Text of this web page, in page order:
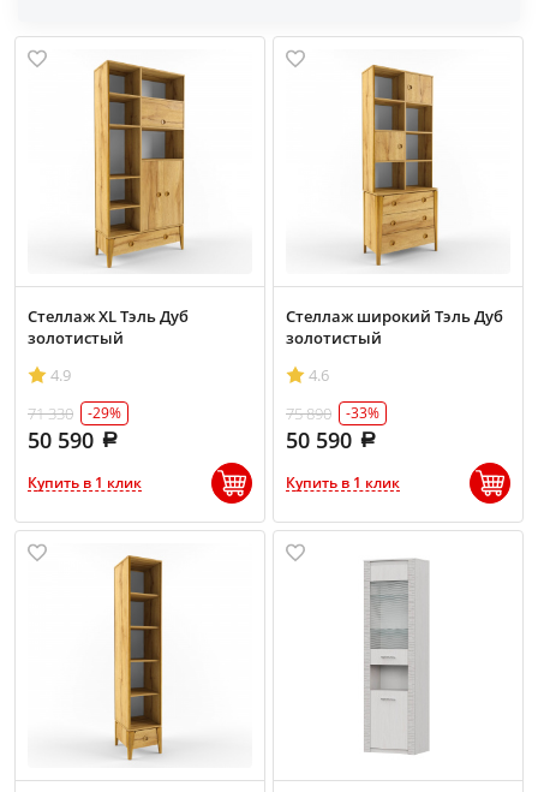
Стеллаж XL Тэль Дуб
золотистый
4.9
71 330
-29%
50 590
Купить в 1 клик
Стеллаж широкий Тэль Дуб
золотистый
4.6
75 890
-33%
50 590
Купить в 1 клик